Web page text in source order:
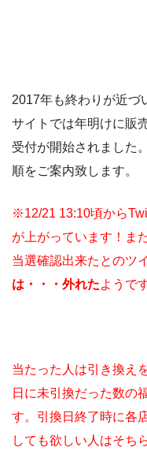
2017年も終わりが近づ
サイトでは年明けに販
受付が開始されました
順をご案内致します。
※12/21 13:10頃から
が上がっています！ま
当選確認出来たとのツ
は・・・外れたようで
当たった人は引き換え
日に未引換だった数の
す。引換日終了時に各
しても欲しい人はそち